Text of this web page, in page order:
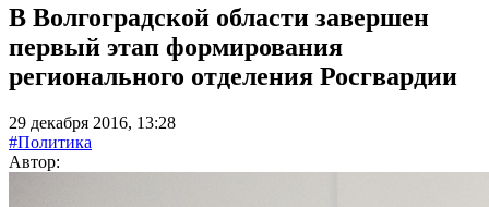
В Волгоградской области завершен
первый этап формирования
регионального отделения Росгвардии
29 декабря 2016, 13:28
#Политика
Автор: